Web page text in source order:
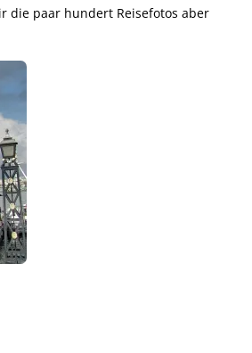
die paar hundert Reisefotos aber